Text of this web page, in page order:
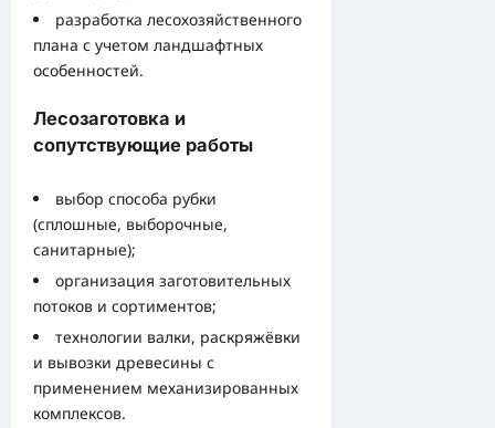
разработка лесохозяйственного
плана с учетом ландшафтных
особенностей.
Лесозаготовка и
сопутствующие работы
выбор способа рубки
(сплошные, выборочные,
санитарные);
организация заготовительных
потоков и сортиментов;
технологии валки, раскряжёвки
и вывозки древесины с
применением механизированных
комплексов.